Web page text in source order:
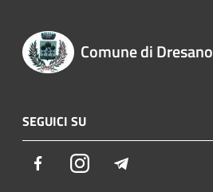
Comune di Dresano
SEGUICI SU
FacebookInstagram